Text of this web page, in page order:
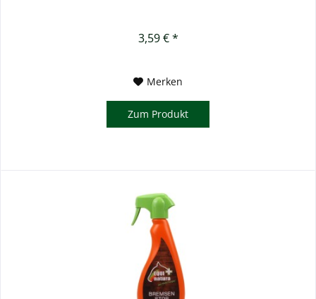
3,59 € *
Merken
Zum Produkt